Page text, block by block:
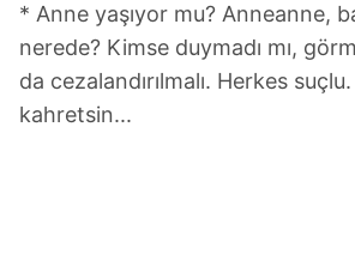
vasıtasıyla belirleyebilirsiniz. Çerezlere
için Ayarlar butonuna tıklayabilir,
Metnimiziziyaret edebilirsiniz.
* Anne yaşıyor mu? Anneanne,
nerede? Kimse duymadı mı,
da cezalandırılmalı. Herkes
kahretsin...